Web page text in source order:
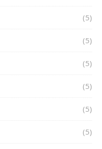
(5)
(5)
(5)
(5)
(5)
(5)